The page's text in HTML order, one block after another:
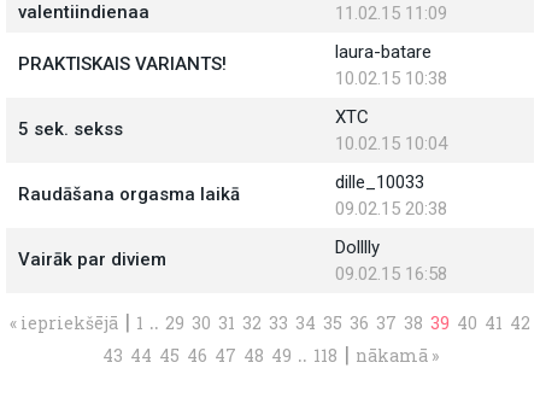
valentiindienaa
11.02.15 11:09
PRAKTISKAIS VARIANTS!
laura-batare
10.02.15 10:38
5 sek. sekss
XTC
10.02.15 10:04
Raudāšana orgasma laikā
dille_10033
09.02.15 20:38
Vairāk par diviem
Dolllly
09.02.15 16:58
« iepriekšējā | 1 .. 29 30 31 32 33 34 35 36 37 38 39 40 41 42
43 44 45 46 47 48 49 .. 118 | nākamā »